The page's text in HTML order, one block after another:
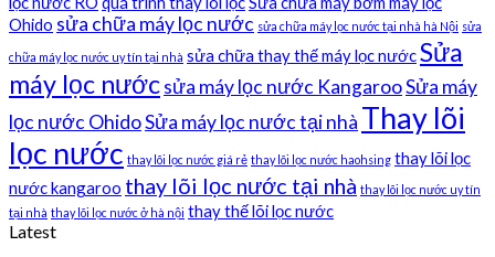
Ohido sửa chữa máy lọc nước sửa chữa máy lọc nước tại nhà hà Nội sửa
chữa máy lọc nước uy tín tại nhà sửa chữa thay thế máy lọc nướcSửa
máy lọc nướcsửa máy lọc nước KangarooSửa máy
lọc nước OhidoSửa máy lọc nước tại nhà Thay lõi
lọc nước thay lõi lọc nước giá rẻ thay lõi lọc nước haohsing thay lõi lọc
nước kangaroo thay lõi lọc nước tại nhà thay lõi lọc nước uy tín
tại nhà thay lõi lọc nước ở hà nội thay thế lõi lọc nước
Latest